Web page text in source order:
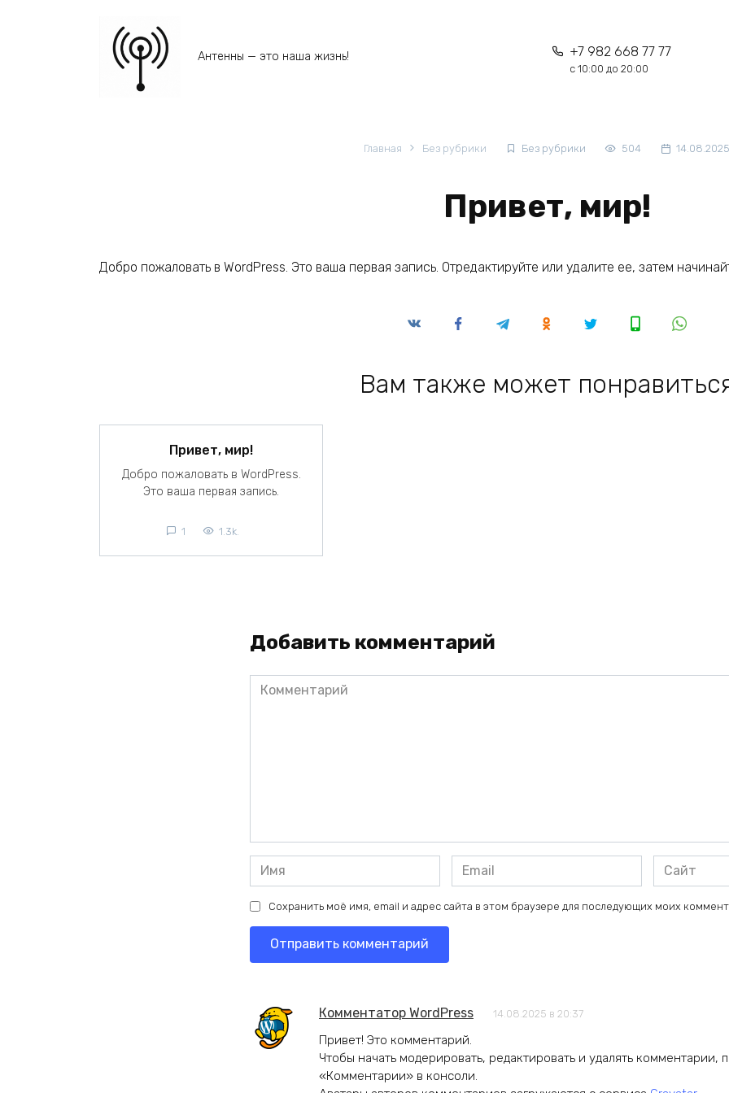
Антенны — это наша жизнь! +7 982 668 77 77
с 10:00 до 20:00
Главная Без рубрики Без рубрики 504 14.08.2025
Привет, мир!
Добро пожаловать в WordPress. Это ваша первая запись. Отредактируйте или удалите ее, затем
Вам также может
Привет, мир!
Добро пожаловать в WordPress.
Это ваша первая запись.
1 1.3k.
Добавить комментарий
Комментарий
Имя
*
Email
*
Сайт
Сохранить моё имя, email и адрес сайта в этом браузере для последующих моих
Комментатор WordPress 14.08.2025 в 20:37
Привет! Это комментарий.
Чтобы начать модерировать, редактировать и удалять комментарии,
«Комментарии» в консоли.